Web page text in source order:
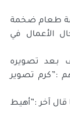
طعام ضخمة
الأعمال في
بعد تصويره
:”كرم تصوير
آخر :”أهيط